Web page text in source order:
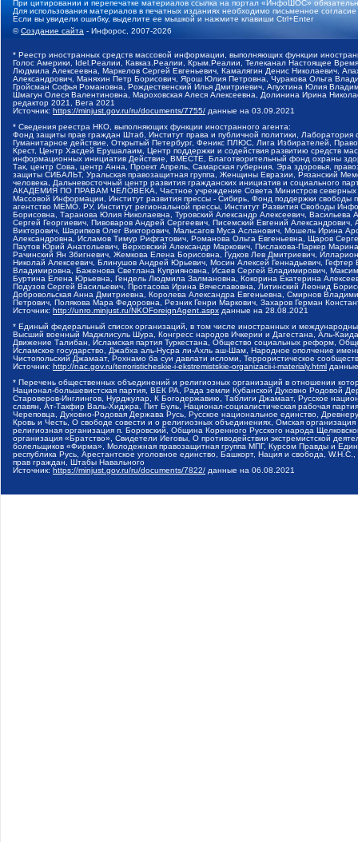
При цитировании и перепечатке материалов ссылка на портал «ИнфоШОС»
Для использования материалов в печатных изданиях необходимо письменное
Если вы увидели ошибку, выделите ее мышкой и нажмите клавиши Ctrl+Enter
©Создание сайта - Инфорос, 2007-2026
* Реестр иностранных средств массовой информации, выполняющих функции
Голос Америки, Idel.Реалии, Кавказ.Реалии, Крым.Реалии, Телеканал Настоящее
Людмила Алексеевна, Маркелов Сергей Евгеньевич, Камалягин Денис Николаевич,
Александрович, Маняхин Петр Борисович, Ярош Юлия Петровна, Чуракова Ольга
Гройсман Софья Романовна, Рождественский Илья Дмитриевич, Апухтина Юлия
Шмагун Олеся Валентиновна, Мароховская Алеся Алексеевна, Долинина Ирина
редактор 2021, Вега 2021
Источник: https://minjust.gov.ru/ru/documents/7755/ данные на 03.09.2021
* Сведения реестра НКО, выполняющих функции иностранного агента:
Фонд защиты прав граждан Штаб, Институт права и публичной политики,
Гуманитарное действие, Открытый Петербург, Феникс ПЛЮС, Лига Избирателей,
Крест, Центр Хасдей Ерушалаим, Центр поддержки и содействия развитию средств
информационных инициатив Действие, ВМЕСТЕ, Благотворительный фонд охраны
Так, центр Сова, центр Анна, Проект Апрель, Самарская губерния, Эра здоровья,
защиты СИБАЛЬТ, Уральская правозащитная группа, Женщины Евразии, Рязанский
человека, Дальневосточный центр развития гражданских инициатив и социального
АКАДЕМИЯ ПО ПРАВАМ ЧЕЛОВЕКА, Частное учреждение Совета Министров северных
Массовой Информации, Институт развития прессы - Сибирь, Фонд поддержки
агентство МЕМО. РУ, Институт региональной прессы, Институт Развития Свободы
Борисовна, Таранова Юлия Николаевна, Туровский Александр Алексеевич,
Сергей Георгиевич, Пивоваров Андрей Сергеевич, Писемский Евгений
Викторович, Шарипков Олег Викторович, Мальсагов Муса Асланович, Мошель Ирина
Александровна, Исламов Тимур Рифгатович, Романова Ольга Евгеньевна, Щаров
Паутов Юрий Анатольевич, Верховский Александр Маркович, Пислакова-Паркер
Рачинский Ян Збигневич, Жемкова Елена Борисовна, Гудков Лев Дмитриевич,
Николай Алексеевич, Блинушов Андрей Юрьевич, Мосин Алексей Геннадьевич,
Владимировна, Баженова Светлана Куприяновна, Исаев Сергей Владимирович,
Буртина Елена Юрьевна, Гендель Людмила Залмановна, Кокорина Екатерина
Подузов Сергей Васильевич, Протасова Ирина Вячеславовна, Литинский Леонид
Добровольская Анна Дмитриевна, Королева Александра Евгеньевна, Смирнов
Петрович, Полякова Мара Федоровна, Резник Генри Маркович, Захаров Герман
Источник: http://unro.minjust.ru/NKOForeignAgent.aspx данные на 28.08.2021
* Единый федеральный список организаций, в том числе иностранных и
Высший военный Маджлисуль Шура, Конгресс народов Ичкерии и Дагестана, Аль-
Движение Талибан, Исламская партия Туркестана, Общество социальных реформ,
Исламское государство, Джабха аль-Нусра ли-Ахль аш-Шам, Народное ополчение
Чистопольский Джамаат, Рохнамо ба суи давлати исломи, Террористическое
Источник: http://nac.gov.ru/terroristicheskie-i-ekstremistskie-organizacii-i-materialy.html
* Перечень общественных объединений и религиозных организаций в отношении
Национал-большевистская партия, ВЕК РА, Рада земли Кубанской Духовно Родовой
Староверов-Инглингов, Нурджулар, К Богодержавию, Таблиги Джамаат, Русское
славян, Ат-Такфир Валь-Хиджра, Пит Буль, Национал-социалистическая рабочая
Череповца, Духовно-Родовая Держава Русь, Русское национальное единство,
Кровь и Честь, О свободе совести и о религиозных объединениях, Омская
религиозная организация п. Боровский, Община Коренного Русского народа
организация «Братство», Свидетели Иеговы, О противодействии экстремистской
болельщиков «Фирма», Молодежная правозащитная группа МПГ, Курсом Правды и
республика Русь, Арестантское уголовное единство, Башкорт, Нация и свобода,
прав граждан, Штабы Навального
Источник: https://minjust.gov.ru/ru/documents/7822/ данные на 06.08.2021